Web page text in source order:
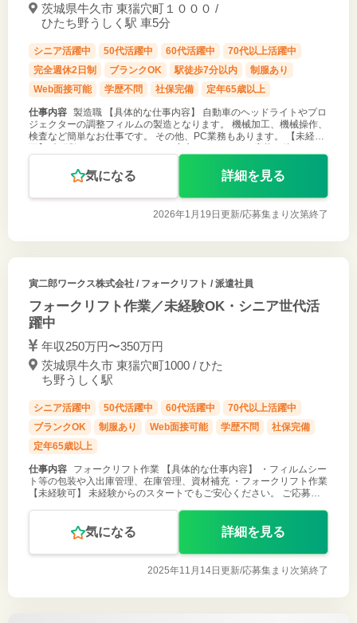
茨城県牛久市 東猯穴町１０００ /
ひたち野うしく駅 車5分
シニア活躍中 50代活躍中 60代活躍中
70代以上活躍中
完全週休2日制
ブランクOK 駅徒歩7分以内
制服あり
Web面接可能
学歴不問 社保完備 定年65歳以上
仕事内容 製造職 【具体的な仕事内容】 自動車のヘッドライトやプロ
ジェクターの調整フィルムの製造となります。 機械加工、機械操作、
検査など簡単なお仕事です。 その他、PC業務もあります。 【未経験
可】 未経験からのスタートでもご安心ください。 ご応募お待ちして
おります！
気になる 詳細を見る
2026年1月19日更新/応募集まり次第終了
寅二郎ワークス株式会社/ フォークリフト / 派遣社員
フォークリフト作業／未経験OK・シニア世代活
躍中
年収250万円〜350万円
茨城県牛久市 東猯穴町1000 / ひた
ち野うしく駅
シニア活躍中 50代活躍中 60代活躍中
70代以上活躍中
ブランクOK
制服あり Web面接可能 学歴不問
社保完備
定年65歳以上
仕事内容
フォークリフト作業 【具体的な仕事内容】 ・フィルムシー
ト等の包装や入出庫管理、在庫管理、資材補充 ・フォークリフト作業
【未経験可】 未経験からのスタートでもご安心ください。 ご応募お
気になる 詳細を見る
2025年11月14日更新/応募集まり次第終了